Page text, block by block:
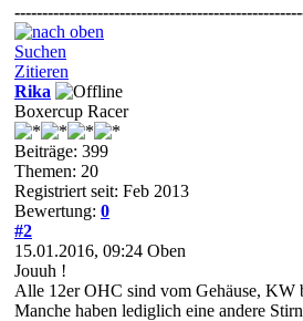
Suchen
Zitieren
Rika
Boxercup Racer
Beiträge: 399
Themen: 20
Registriert seit: Feb 2013
Bewertung: 0
#2
15.01.2016, 09:24 Oben
Jouuh !
Alle 12er OHC sind vom Gehäuse, KW
Manche haben lediglich eine andere